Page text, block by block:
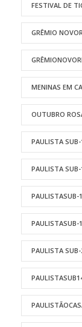
FESTIVAL DE
GRÊMIO
MENINAS EM
OUTUBRO
PAULISTA SUB-
PAULISTA
PAULISTASUB-
PAULISTASUB-
PAULISTA